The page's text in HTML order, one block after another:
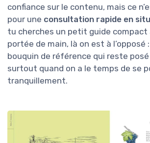
confiance sur le contenu, mais ce
pour une consultation rapide en
tu cherches un petit guide compact
portée de main, là on est à l’opposé
bouquin de référence qui reste posé
surtout quand on a le temps de se
tranquillement.